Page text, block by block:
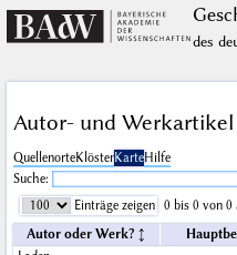
des
Autor- und
QuellenorteKlösterKarteHilfe
Suche:
Einträge zeigen
0 bis 0 von 0
Autor oder Werk?